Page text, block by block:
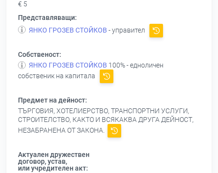
€ 5
Представляващи:
ЯНКО ГРОЗЕВ СТОЙКОВ - управител
Собственост:
ЯНКО ГРОЗЕВ СТОЙКОВ 100% - едноличен
собственик на капитала
Предмет на дейност:
ТЪРГОВИЯ, ХОТЕЛИЕРСТВО, ТРАНСПОРТНИ УСЛУГИ,
СТРОИТЕЛСТВО, КАКТО И ВСЯКАКВА ДРУГА ДЕЙНОСТ,
НЕЗАБРАНЕНА ОТ ЗАКОНА.
Актуален дружествен
договор, устав,
или учредителен акт: